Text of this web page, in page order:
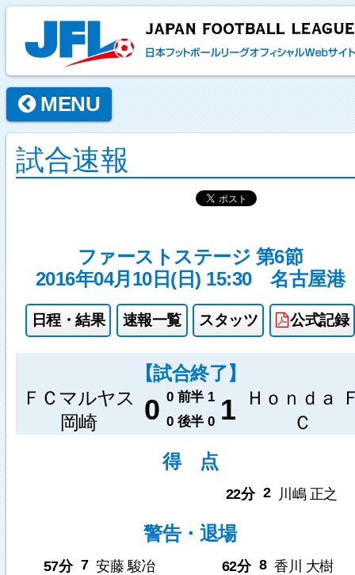
MENU
試合速報
ファーストステージ 第6節
2016年04月10日(日) 15:30
名古屋港
日程・結果 速報一覧 スタッツ 公式記録
【試合終了】
ＦＣマルヤス
岡崎
0 0 前半 1 1
Ｈｏｎｄａ
Ｃ
0 後半 0
得 点
22分 2 川嶋 正之
警告・退場
57分 7 安藤 駿冶
62分 8 香川 大樹